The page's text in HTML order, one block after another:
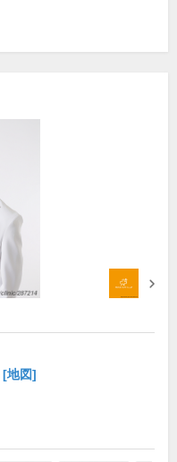
[地図]